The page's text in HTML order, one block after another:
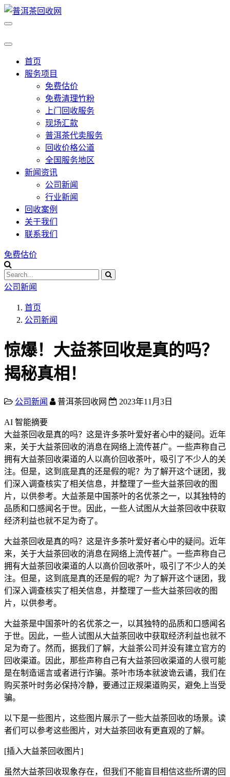
首页
服务项目
免费估价
免费清理竹粉
上门回收服务
现场汇款
普洱茶代卖服务
回收价格公道
全国服务地区
新闻资讯
公司新闻
行业新闻
回收案例
关于我们
联系我们
免费估价
公司新闻
首页
公司新闻
惊爆！大益茶回收是真的吗？
揭秘真相！
公司新闻 普洱茶回收网 2023年11月3日
AI 智能摘要
大益茶回收是真的吗？这是许多茶叶爱好者心中的疑问。近年
来，关于大益茶回收的消息在网络上流传甚广。一些声称自己
拥有大益茶回收渠道的人以高价回收茶叶，吸引了不少人的关
注。但是，这到底是真的还是假的呢？为了解开这个谜团，我
们深入调查核实了相关信息，并整理了一些大益茶回收的图
片，以供参考。大益茶是中国茶叶的名优茶之一，以其独特的
品质和口感闻名于世。因此，一些人试图从大益茶回收中获取
经济利益也就不足为奇了。
大益茶回收是真的吗？这是许多茶叶爱好者心中的疑问。近年
来，关于大益茶回收的消息在网络上流传甚广。一些声称自己
拥有大益茶回收渠道的人以高价回收茶叶，吸引了不少人的关
注。但是，这到底是真的还是假的呢？为了解开这个谜团，我
们深入调查核实了相关信息，并整理了一些大益茶回收的图
片，以供参考。
大益茶是中国茶叶的名优茶之一，以其独特的品质和口感闻名
于世。因此，一些人试图从大益茶回收中获取经济利益也就不
足为奇了。然而，据我们了解，大益茶公司并没有建立官方的
回收渠道。因此，那些声称自己有大益茶回收渠道的人很可能
是在制造谣言或者进行诈骗。茶叶市场本就波诡云谲，我们在
购买茶叶时务必保持冷静，要通过正规渠道购买，避免上当受
骗。
以下是一些图片，这些图片展示了一些大益茶回收的场景。读
者们可以参考这些图片，对大益茶回收有更直观的了解。
[插入大益茶回收图片]
虽然大益茶回收现象存在，但我们不能盲目相信这些所谓的回